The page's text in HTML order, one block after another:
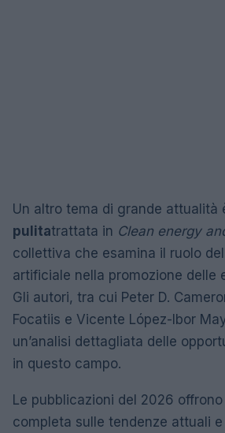
Un altro tema di grande attualità
pulitatrattata in Clean energy
collettiva che esamina il ruolo
artificiale nella promozione delle
Gli autori, tra cui Peter D.
Focatiis e Vicente López-Ibor
un’analisi dettagliata delle
in questo campo.
Le pubblicazioni del 2026
completa sulle tendenze attuali e